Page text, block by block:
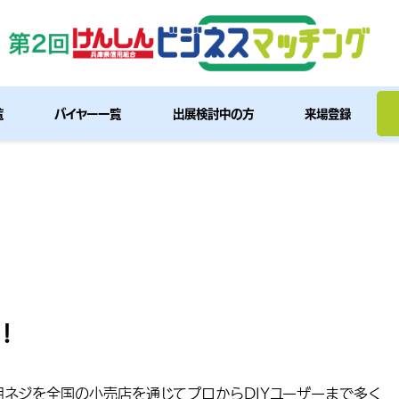
バイヤー一覧 出展検討中の方 来場登録
ジを全国の小売店を通じてプロからDIYユーザーまで多く